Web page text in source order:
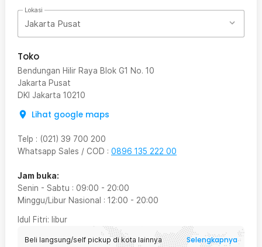
Lokasi
Jakarta Pusat
Toko
Bendungan Hilir Raya Blok G1 No. 10
Jakarta Pusat
DKI Jakarta 10210
Lihat google maps
Telp : (021) 39 700 200
Whatsapp Sales / COD : 0896 135 222 00
Jam buka:
Senin - Sabtu : 09:00 - 20:00
Minggu/Libur Nasional : 12:00 - 20:00
Idul Fitri: libur
Beli langsung/self pickup di kota lainnya Selengkapnya